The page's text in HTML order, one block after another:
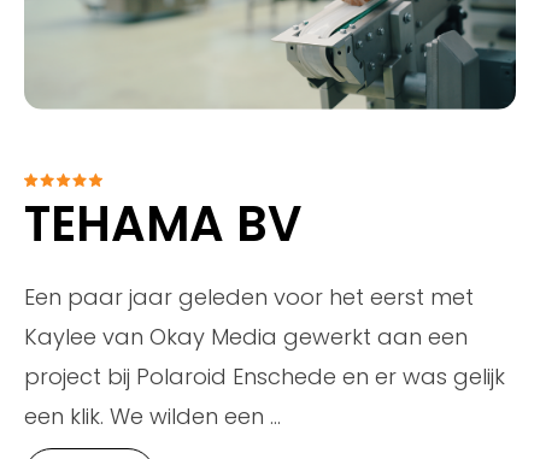
TEHAMA BV
Een paar jaar geleden voor het eerst met
Kaylee van Okay Media gewerkt aan een
project bij Polaroid Enschede en er was gelijk
een klik. We wilden een ...